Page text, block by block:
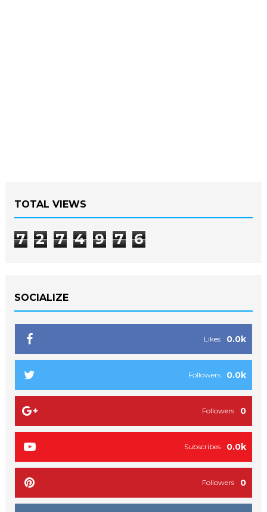
TOTAL VIEWS
7 2 7 4 9 7 6
SOCIALIZE
0.0k
Likes
0.0k
Followers
0
Followers
0.0k
Subscribes
0
Followers